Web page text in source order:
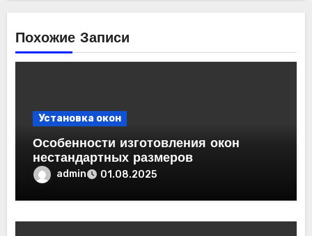
Похожие Записи
Установка окон
Особенности изготовления окон
нестандартных размеров
admin 01.08.2025